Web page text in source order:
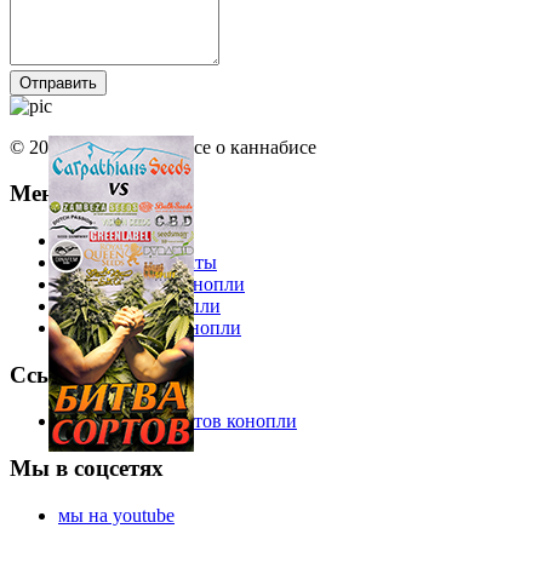
© 2013 Ruhemp.com Все о каннабисе
Меню
Еда из конопли
Интересные факты
Косметика из конопли
Одежда из конопли
Лекарства из конопли
Ссылки
Справочник сортов конопли
Мы в соцсетях
мы на youtube